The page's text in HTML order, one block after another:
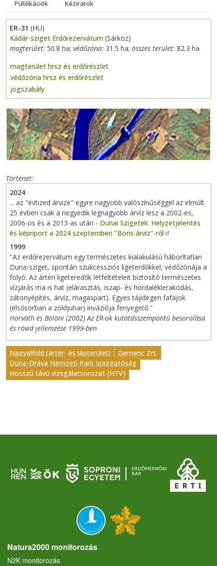
Publikációk
Kéziratok
ER-31 (HU)
Kádár-sziget Erdőrezervátum (Sárköz)
magterület: 50.8 ha; védőzóna: 31.5 ha; összes terület: 82.3 ha
magterület hrsz és erdőrészlet
védőzóna hrsz és erdőrészlet
jogszabály
Previous Next
Történet
2024
... az "évtized árvize" egyre nagyobb valószínűséggel az elmúlt
25 évben csak a negyedik legnagyobb árvíz lesz a 2002-es,
2006-os és a 2013-as után - Dunai Szigetek: Helyzetjelentés
és képriport a 2024 szeptemberi "Boris árvíz"-ről
1999
"Az erdőrezervátum egy természetes kialakulású háborítatlan
Duna-sziget, spontán szukcessziós ligeterdőkkel, védőzónája a
folyó. Az ártéri ligeteredők létfeltételeit biztosító természetes
vízjárás ma is hat (elárasztás, iszap- és hordaléklerakódás,
zátonyépítés, árvíz, magaspart). Egyes tájidegen fafajok
(elsősorban a zöldjuhar) inváziója fenyegető."
Horváth és Bölöni (2002) Az ER-ok kutatásszempontú besorolása
és rövid jellemzése 1999-ben
Nagyalföld (ártér- és lápterület)
Gemenc Zrt.
Duna-Dráva Nemzeti Park Igazgatóság
Hosszú távú vizsgálatsorozat (HTV)
Natura2000 monitorozás
N2K monitorozás